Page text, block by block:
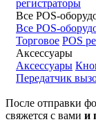
регистраторы
Все POS-
Все POS-
Торговое POS
Аксессуары
Аксессуары
Передатчик
После отправки
свяжется с вами и